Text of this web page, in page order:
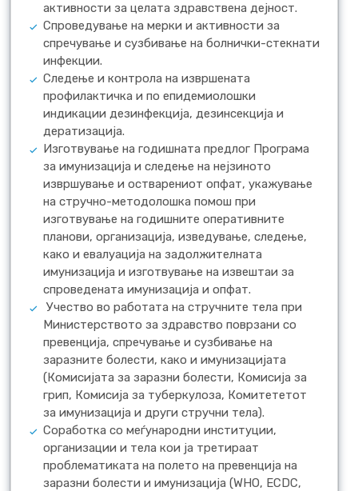
активности за целата здравствена дејност.
Спроведување на мерки и активности за
спречување и сузбивање на болнички-стекнати
инфекции.
Следење и контрола на извршената
профилактичка и по епидемиолошки
индикации дезинфекција, дезинсекција и
дератизација.
Изготвување на годишната предлог Програма
за имунизација и следење на нејзиното
извршување и остварениот опфат, укажување
на стручно-методолошка помош при
изготвување на годишните оперативните
планови, организација, изведување, следење,
како и евалуација на задолжителната
имунизација и изготвување на извештаи за
спроведената имунизација и опфат.
Учество во работата на стручните тела при
Министерството за здравство поврзани со
превенција, спречување и сузбивање на
заразните болести, како и имунизацијата
(Комисијата за заразни болести, Комисија за
грип, Комисија за туберкулоза, Комитететот
за имунизација и други стручни тела).
Соработка со меѓународни институции,
организации и тела кои ја третираат
проблематиката на полето на превенција на
заразни болести и имунизација (WHO, ECDC,